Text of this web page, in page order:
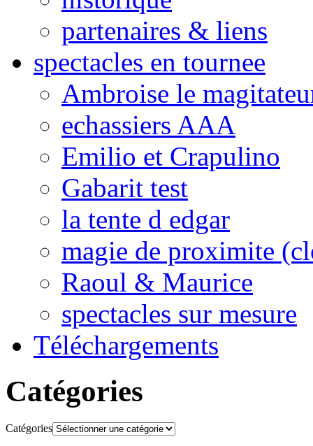
partenaires & liens
spectacles en tournee
Ambroise le
echassiers AAA
Emilio et Crapulino
Gabarit test
la tente d edgar
magie de proximite
Raoul & Maurice
spectacles sur mesure
Téléchargements
Catégories
Catégories